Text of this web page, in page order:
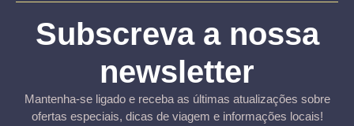
Subscreva a nossa
newsletter
Mantenha-se ligado e receba as últimas atualizações sobre
ofertas especiais, dicas de viagem e informações locais!